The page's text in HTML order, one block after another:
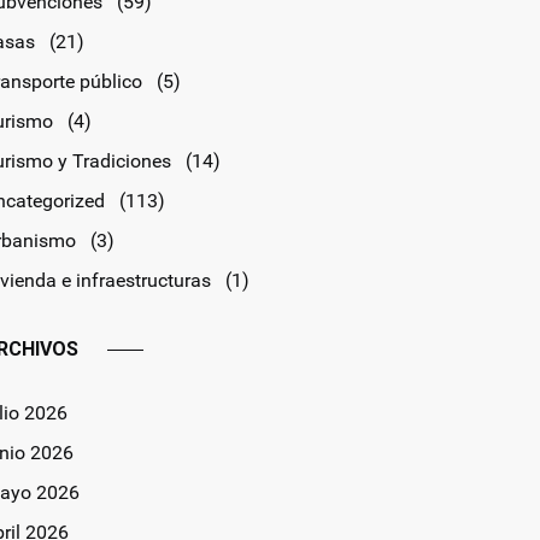
(21)
público
(5)
(4)
y Tradiciones
(14)
(113)
(3)
e infraestructuras
(1)
2026
2026
2026
2026